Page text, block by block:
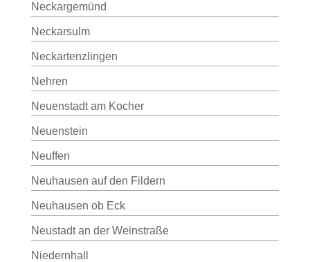
Neckargemünd
Neckarsulm
Neckartenzlingen
Nehren
Neuenstadt am Kocher
Neuenstein
Neuffen
Neuhausen auf den Fildern
Neuhausen ob Eck
Neustadt an der Weinstraße
Niedernhall